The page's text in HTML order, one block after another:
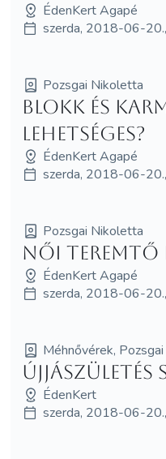
ÉdenKert Agapé
szerda, 2018-06-
Pozsgai Nikoletta
Blokk és
Lehetséges?
ÉdenKert Agapé
szerda, 2018-06-
Pozsgai Nikoletta
Női Teremtő
ÉdenKert Agapé
szerda, 2018-06-
Méhnővérek,
Újjászületés
ÉdenKert
szerda, 2018-06-